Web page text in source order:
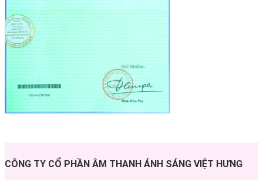
CÔNG TY CỔ PHẦN ÂM THANH ÁNH SÁNG VIỆT HƯNG